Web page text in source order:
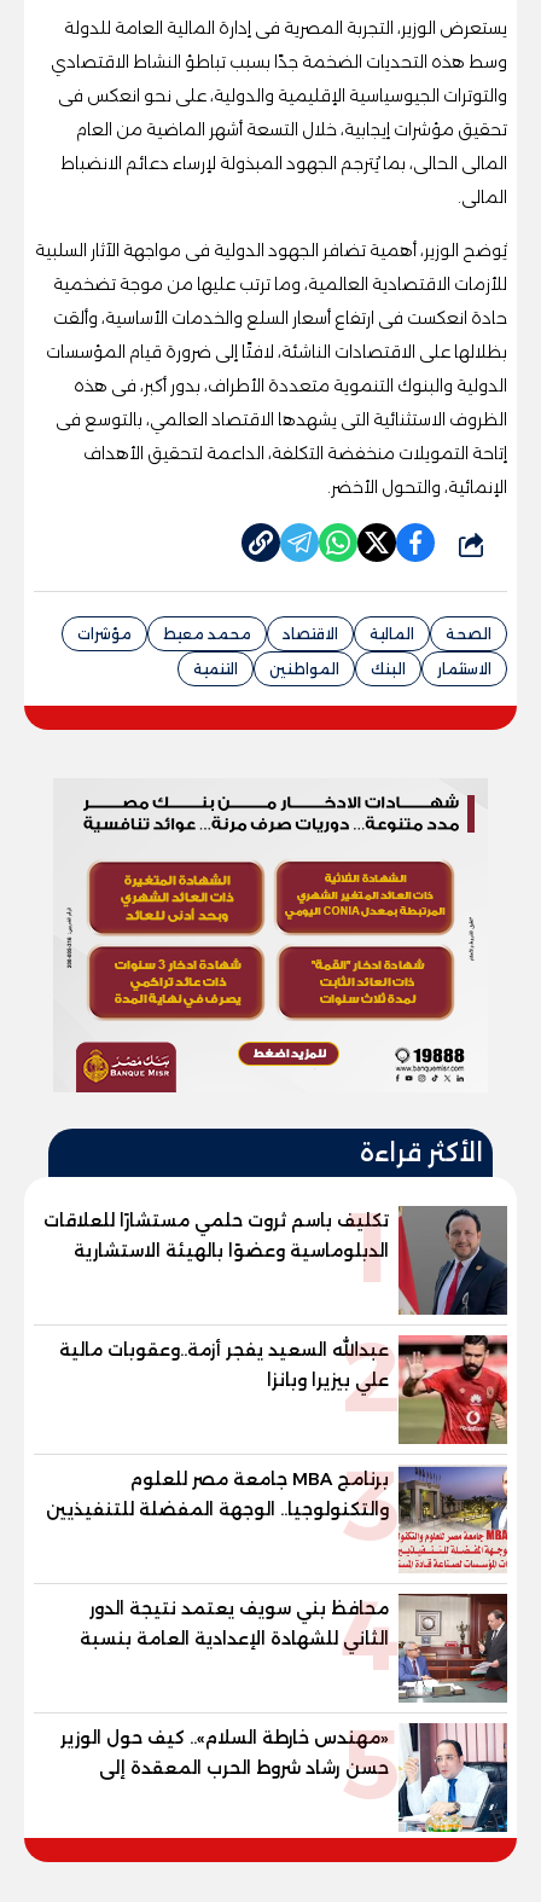
يستعرض الوزير، التجربة المصرية فى إدارة المالية العامة للدولة
وسط هذه التحديات الضخمة جدًا بسبب تباطؤ النشاط الاقتصادي
والتوترات الجيوسياسية الإقليمية والدولية، على نحو انعكس فى
تحقيق مؤشرات إيجابية، خلال التسعة أشهر الماضية من العام
المالى الحالى، بما يُترجم الجهود المبذولة لإرساء دعائم الانضباط
المالى.
يُوضح الوزير، أهمية تضافر الجهود الدولية فى مواجهة الآثار السلبية
للأزمات الاقتصادية العالمية، وما ترتب عليها من موجة تضخمية
حادة انعكست فى ارتفاع أسعار السلع والخدمات الأساسية، وألقت
بظلالها على الاقتصادات الناشئة، لافتًا إلى ضرورة قيام المؤسسات
الدولية والبنوك التنموية متعددة الأطراف، بدور أكبر، فى هذه
الظروف الاستثنائية التى يشهدها الاقتصاد العالمي، بالتوسع فى
إتاحة التمويلات منخفضة التكلفة، الداعمة لتحقيق الأهداف
الإنمائية، والتحول الأخضر.
شارك
الصحة المالية الاقتصاد محمد معيط
مؤشرات
الاستثمار
البنك المواطنين التنمية
الأكثر قراءة
1
تكليف باسم ثروت حلمي مستشارًا للعلاقات
الدبلوماسية وعضوًا بالهيئة الاستشارية
العليا لمنظمة «جاد جمينت يوإن»
2
عبدالله السعيد يفجر أزمة..وعقوبات مالية
علي بيزيرا وبانزا
3
برنامج MBA جامعة مصر للعلوم
والتكنولوجيا.. الوجهة المفضلة للتنفيذيين
وقيادات المؤسسات لصناعة قادة
4
محافظ بني سويف يعتمد نتيجة الدور
الثاني للشهادة الإعدادية العامة بنسبة
والنور للمكفوفين
5
«مهندس خارطة السلام».. كيف حول الوزير
حسن رشاد شروط الحرب المعقدة إلى
"خارطة طريق" للانسحاب والإعمار؟